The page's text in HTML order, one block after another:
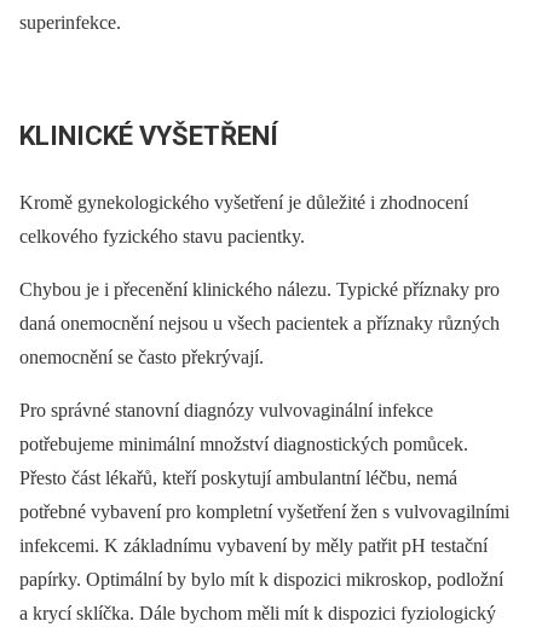
superinfekce.
KLINICKÉ VYŠETŘENÍ
Kromě gynekologického vyšetření je důležité i zhodnocení
celkového fyzického stavu pacientky.
Chybou je i přecenění klinického nálezu. Typické příznaky pro
daná onemocnění nejsou u všech pacientek a příznaky různých
onemocnění se často překrývají.
Pro správné stanovní diagnózy vulvovaginální infekce
potřebujeme minimální množství diagnostických pomůcek.
Přesto část lékařů, kteří poskytují ambulantní léčbu, nemá
potřebné vybavení pro kompletní vyšetření žen s vulvovagilními
infekcemi. K základnímu vybavení by měly patřit pH testační
papírky. Optimální by bylo mít k dispozici mikroskop, podložní
a krycí sklíčka. Dále bychom měli mít k dispozici fyziologický